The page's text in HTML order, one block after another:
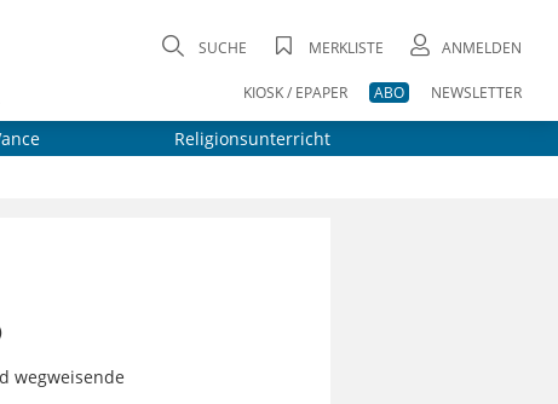
SUCHE MERKLISTE ANMELDEN
KIOSK / EPAPER ABO NEWSLETTER
Religionsunterricht
wegweisende